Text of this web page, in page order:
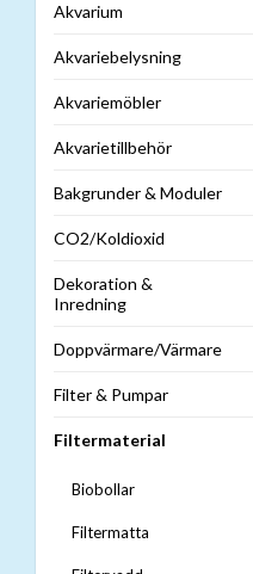
Akvarium
Akvariebelysning
Akvariemöbler
Akvarietillbehör
Bakgrunder & Moduler
CO2/Koldioxid
Dekoration &
Inredning
Doppvärmare/Värmare
Filter & Pumpar
Filtermaterial
Biobollar
Filtermatta